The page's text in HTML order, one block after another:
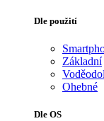
Dle použití
Základní
Ohebné
Dle OS